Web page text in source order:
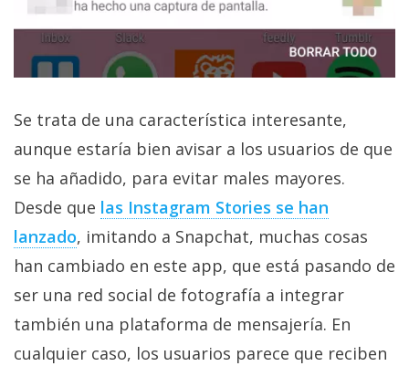
Se trata de una característica interesante,
aunque estaría bien avisar a los usuarios de que
se ha añadido, para evitar males mayores.
Desde que las Instagram Stories se han
lanzado, imitando a Snapchat, muchas cosas
han cambiado en este app, que está pasando de
ser una red social de fotografía a integrar
también una plataforma de mensajería. En
cualquier caso, los usuarios parece que reciben